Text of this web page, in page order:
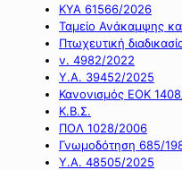
ΚΥΑ 61566/2026
Ταμείο Ανάκαμψης
Πτωχευτική
ν. 4982/2022
Υ.Α. 39452/2025
Κανονισμός ΕΟΚ
Κ.Β.Σ.
ΠΟΛ 1028/2006
Γνωμοδότηση 685/
Υ.Α. 48505/2025